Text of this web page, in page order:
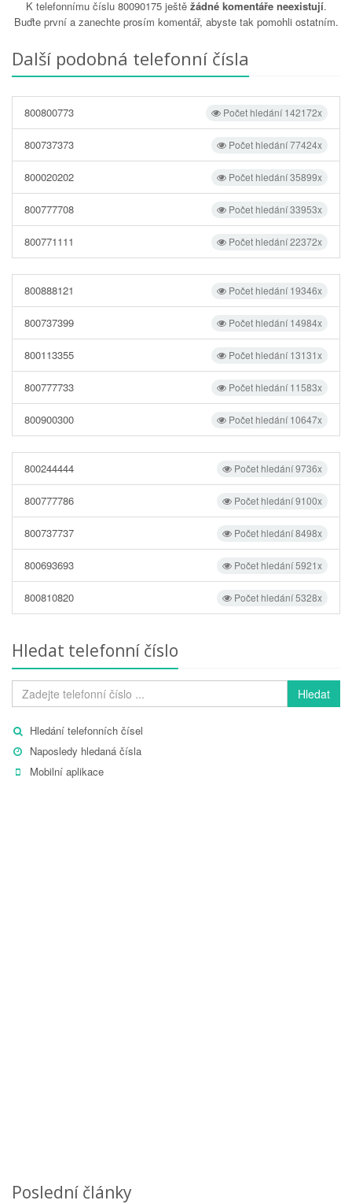
K telefonnímu číslu 80090175 ještě žádné komentáře neexistují.
Buďte první a zanechte prosím komentář, abyste tak pomohli ostatním.
Další podobná telefonní čísla
Počet hledání 142172x
800800773
Počet hledání 77424x
800737373
Počet hledání 35899x
800020202
Počet hledání 33953x
800777708
Počet hledání 22372x
800771111
Počet hledání 19346x
800888121
Počet hledání 14984x
800737399
Počet hledání 13131x
800113355
Počet hledání 11583x
800777733
Počet hledání 10647x
800900300
Počet hledání 9736x
800244444
Počet hledání 9100x
800777786
Počet hledání 8498x
800737737
Počet hledání 5921x
800693693
Počet hledání 5328x
800810820
Hledat telefonní číslo
Hledat
Hledání telefonních čísel
Naposledy hledaná čísla
Mobilní aplikace
Poslední články